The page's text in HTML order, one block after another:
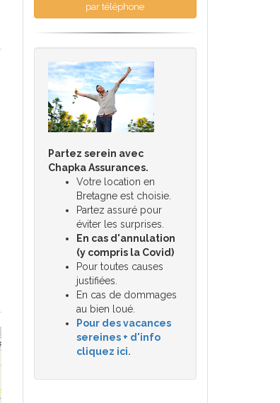
par téléphone
Partez serein avec
Chapka Assurances.
Votre location en
Bretagne est choisie.
Partez assuré pour
éviter les surprises.
En cas d'annulation
(y compris la Covid)
Pour toutes causes
justifiées.
En cas de dommages
au bien loué.
Pour des vacances
sereines + d'info
cliquez ici.